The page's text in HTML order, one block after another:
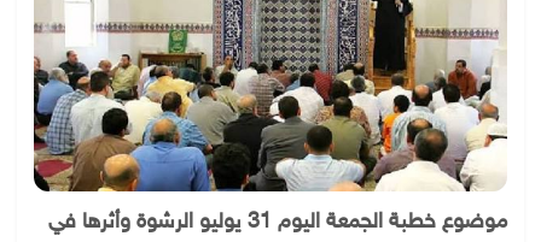
موضوع خطبة الجمعة اليوم 31 يوليو الرشوة وأثرها في